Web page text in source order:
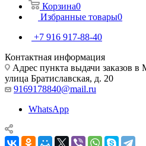
Корзина0
Избранные товары0
+7 916 917-88-40
Контактная информация
Адрес пункта выдачи заказов в
улица Братиславская, д. 20
9169178840@mail.ru
WhatsApp